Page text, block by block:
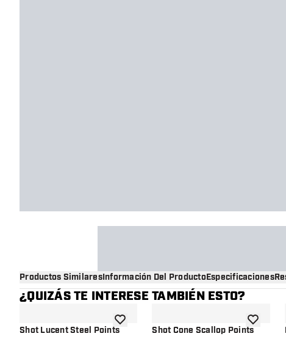
Productos SimilaresInformación Del ProductoEspecificaciones
¿QUIZÁS TE INTERESE TAMBIÉN ESTO?
Shot Lucent Steel Pointsañadir a la lista de deseos
Shot Cone Scallop Pointsañadir a